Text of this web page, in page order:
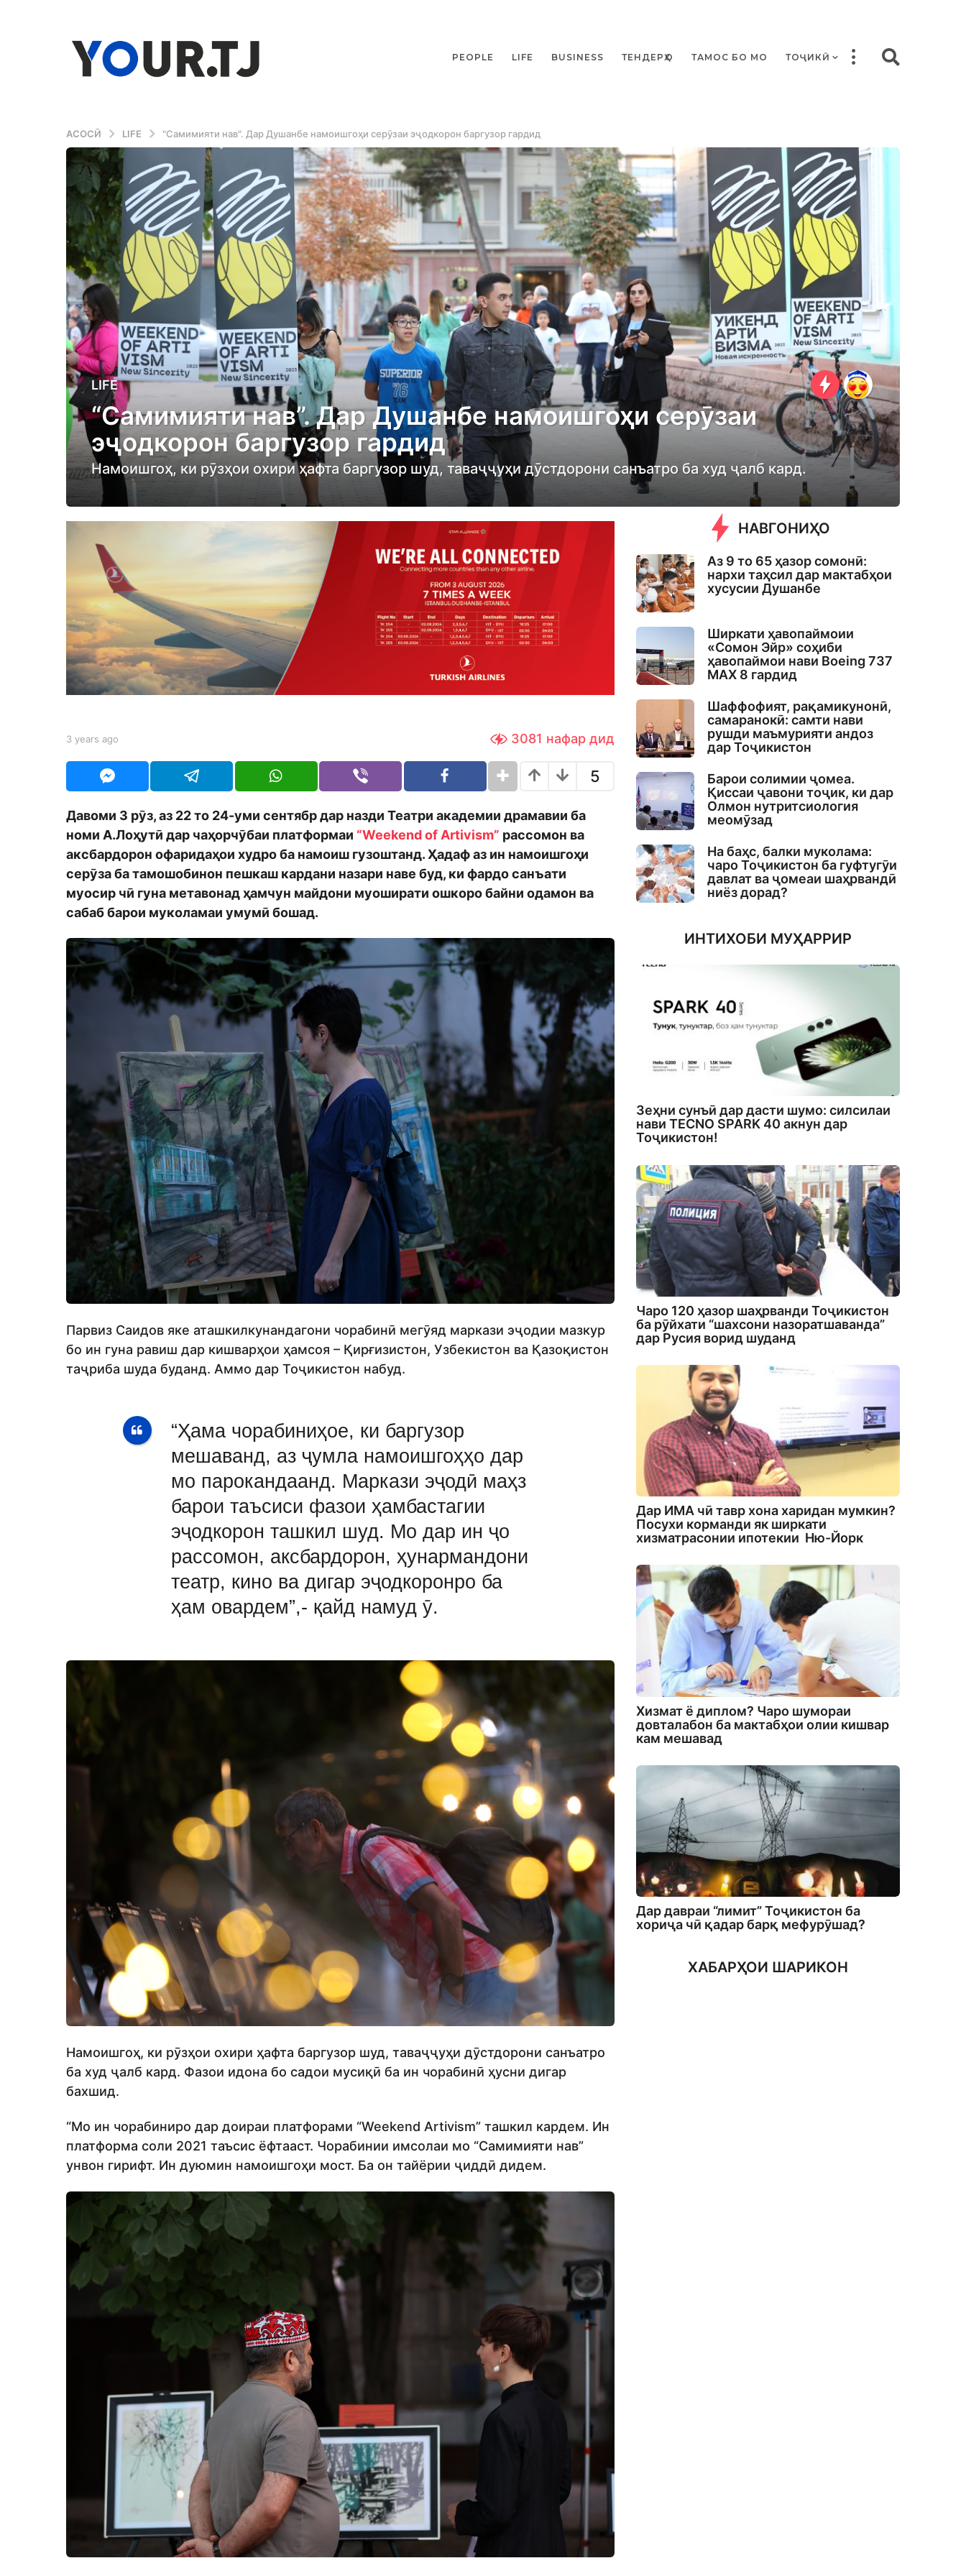
PEOPLE LIFE BUSINESS ТЕНДЕРҲО ТАМОС БО МО ТОҶИКӢ
АСОСӢ LIFE "Самимияти нав". Дар Душанбе намоишгоҳи серӯзаи эҷодкорон баргузор гардид
3
y
e
a
r
s
3
y
a
r
s
a
g
LIFE
“Самимияти нав”. Дар Душанбе намоишгоҳи серӯзаи
эҷодкорон баргузор гардид
Намоишгоҳ, ки рӯзҳои охири ҳафта баргузор шуд, таваҷҷуҳи дӯстдорони санъатро ба худ ҷалб кард.
b
S
o
m
o
3 years ago
r
a
g
3081 нафар дид
5
Давоми 3 рӯз, аз 22 то 24-уми сентябр дар назди Театри академии драмавии ба
номи А.Лоҳутӣ дар чаҳорчӯбаи платформаи “Weekend of Artivism” рассомон ва
аксбардорон офаридаҳои худро ба намоиш гузоштанд. Ҳадаф аз ин намоишгоҳи
серӯза ба тамошобинон пешкаш кардани назари наве буд, ки фардо санъати
муосир чӣ гуна метавонад ҳамчун майдони муоширати ошкоро байни одамон ва
сабаб барои муколамаи умумӣ бошад.
Парвиз Саидов яке аташкилкунандагони чорабинӣ мегӯяд маркази эҷодии мазкур
бо ин гуна равиш дар кишварҳои ҳамсоя – Қирғизистон, Узбекистон ва Қазоқистон
таҷриба шуда буданд. Аммо дар Тоҷикистон набуд.
“Ҳама чорабиниҳое, ки баргузор
мешаванд, аз ҷумла намоишгоҳҳо дар
мо парокандаанд. Маркази эҷодӣ маҳз
барои таъсиси фазои ҳамбастагии
эҷодкорон ташкил шуд. Мо дар ин ҷо
рассомон, аксбардорон, ҳунармандони
театр, кино ва дигар эҷодкоронро ба
ҳам овардем”,- қайд намуд ӯ.
Намоишгоҳ, ки рӯзҳои охири ҳафта баргузор шуд, таваҷҷуҳи дӯстдорони санъатро
ба худ ҷалб кард. Фазои идона бо садои мусиқӣ ба ин чорабинӣ ҳусни дигар
бахшид.
“Мо ин чорабиниро дар доираи платфорами “Weekend Artivism” ташкил кардем. Ин
платформа соли 2021 таъсис ёфтааст. Чорабинии имсолаи мо “Самимияти нав”
унвон гирифт. Ин дуюмин намоишгоҳи мост. Ба он тайёрии ҷиддӣ дидем.
НАВГОНИҲО
Аз 9 то 65 ҳазор сомонӣ:
нархи таҳсил дар мактабҳои
хусусии Душанбе
Ширкати ҳавопаймоии
«Сомон Эйр» соҳиби
ҳавопаймои нави Boeing 737
MAX 8 гардид
Шаффофият, рақамикунонӣ,
самаранокӣ: самти нави
рушди маъмурияти андоз
дар Тоҷикистон
Барои солимии ҷомеа.
Қиссаи ҷавони тоҷик, ки дар
Олмон нутритсиология
меомӯзад
На баҳс, балки муколама:
чаро Тоҷикистон ба гуфтугӯи
давлат ва ҷомеаи шаҳрвандӣ
ниёз дорад?
ИНТИХОБИ МУҲАРРИР
Зеҳни сунъӣ дар дасти шумо: силсилаи
нави TECNO SPARK 40 акнун дар
Тоҷикистон!
Чаро 120 ҳазор шаҳрванди Тоҷикистон
ба рӯйхати “шахсони назоратшаванда”
дар Русия ворид шуданд
Дар ИМА чӣ тавр хона харидан мумкин?
Посухи корманди як ширкати
хизматрасонии ипотекии Ню-Йорк
Хизмат ё диплом? Чаро шумораи
довталабон ба мактабҳои олии кишвар
кам мешавад
Дар давраи “лимит” Тоҷикистон ба
хориҷа чӣ қадар барқ мефурӯшад?
ХАБАРҲОИ ШАРИКОН